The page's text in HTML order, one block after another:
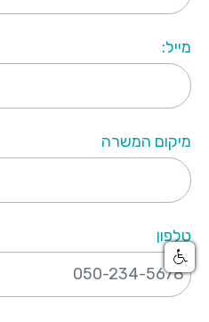
מייל:
מיקום המשרה
טלפון